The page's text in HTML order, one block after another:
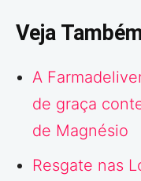
Veja
A
de graça
de Magnésio
Resgate nas